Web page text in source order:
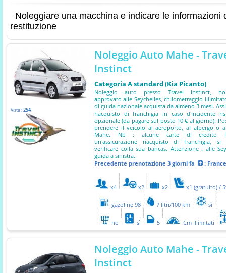
Noleggiare una macchina e indicare le informazioni
restituzione
Vista :254
Noleggio Auto Mahe -
Instinct
Categoria A standard (Kia Picanto)
Noleggio auto presso Travel Instinct,
approvato alle Seychelles, chilometraggio
di guida nazionale acquista da almeno 3 mesi.
riacquisto di franchigia in caso d'incidente
opzionale (da pagare sul posto 10 € al giorno).
prendere il veicolo al aeroporto, al albergo o
Mahe. Nb : alcune carte di credito
un'assicurazione riacquisto di franchigia,
verificare colla sua bancas. Attenzione : alle
guida a sinistra.
Precedente prenotazione 3 giorni fa : France
x4 x2 x2 x1 (gratuito) /
gazoline 98 7 litri/100 km sì
no sì 5 Cm illimitati
Noleggio Auto Mahe -
Instinct